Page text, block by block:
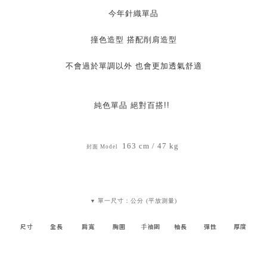
今年針織單品
撞色造型 搭配削肩造型
不會過於單調以外 也會更加透氣舒適
純色單品 絕對百搭!!
封面 Model 163 cm / 47 kg
▼ 單一尺寸：公分 (平放測量)
尺寸 全長 肩寬 胸圍 手袖圍 袖長 彈性 厚度